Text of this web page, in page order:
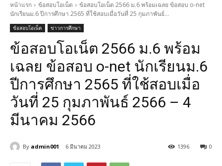
หน้าแรก ข้อสอบโอเน็ต
ข้อสอบโอเน็ต 2566 ม.6 พร้อมเฉลย ข้อสอบ o-net
นักเรียนม.6 ปีการศึกษา 2565 ที่ใช้สอบเมื่อวันที่ 25 กุมภาพันธ์...
ข้อสอบโอเน็ต ข่าวการศึกษา
ข้อสอบโอเน็ต 2566 ม.6 พร้อม
เฉลย ข้อสอบ o-net นักเรียนม.6
ปีการศึกษา 2565 ที่ใช้สอบเมื่อ
วันที่ 25 กุมภาพันธ์ 2566 – 4
มีนาคม 2566
By admin001 6 มีนาคม 2023 0
1396